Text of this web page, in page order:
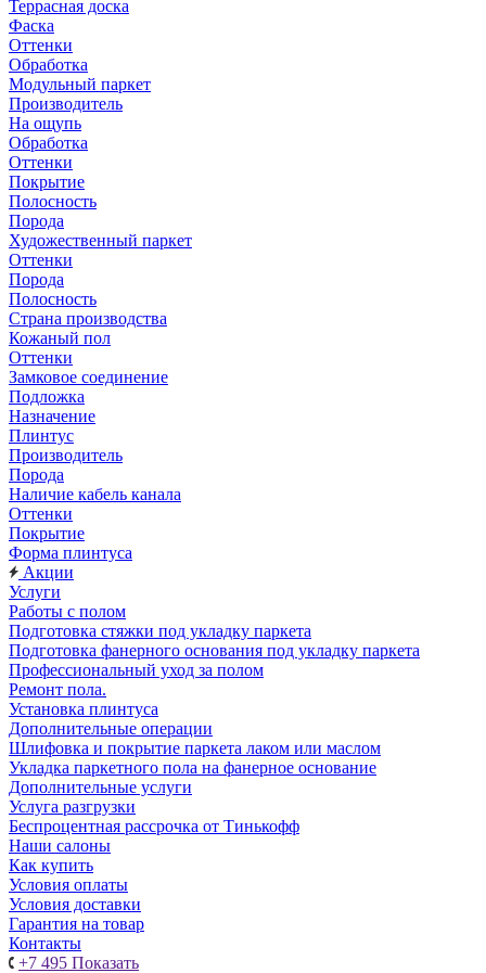
Террасная доска
Фаска
Оттенки
Обработка
Модульный паркет
Производитель
На ощупь
Обработка
Оттенки
Покрытие
Полосность
Порода
Художественный паркет
Оттенки
Порода
Полосность
Страна производства
Кожаный пол
Оттенки
Замковое соединение
Подложка
Назначение
Плинтус
Производитель
Порода
Наличие кабель канала
Оттенки
Покрытие
Форма плинтуса
Акции
Услуги
Работы с полом
Подготовка стяжки под укладку паркета
Подготовка фанерного основания под укладку паркета
Профессиональный уход за полом
Ремонт пола.
Установка плинтуса
Дополнительные операции
Шлифовка и покрытие паркета лаком или маслом
Укладка паркетного пола на фанерное основание
Дополнительные услуги
Услуга разгрузки
Беспроцентная рассрочка от Тинькофф
Наши салоны
Как купить
Условия оплаты
Условия доставки
Гарантия на товар
Контакты
+7 495 Показать